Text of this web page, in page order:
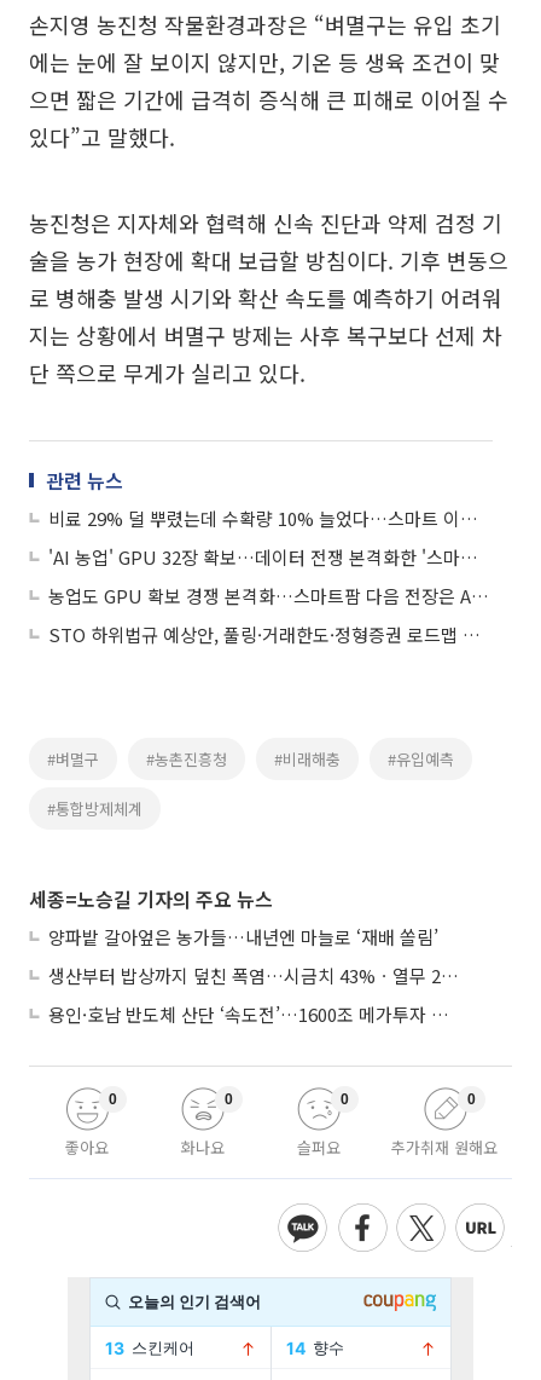
손지영 농진청 작물환경과장은 “벼멸구는 유입 초기
에는 눈에 잘 보이지 않지만, 기온 등 생육 조건이 맞
으면 짧은 기간에 급격히 증식해 큰 피해로 이어질 수
있다”고 말했다.
농진청은 지자체와 협력해 신속 진단과 약제 검정 기
술을 농가 현장에 확대 보급할 방침이다. 기후 변동으
로 병해충 발생 시기와 확산 속도를 예측하기 어려워
지는 상황에서 벼멸구 방제는 사후 복구보다 선제 차
단 쪽으로 무게가 실리고 있다.
관련 뉴스
비료 29% 덜 뿌렸는데 수확량 10% 늘었다…스마트 이앙기가 바꾸는 논농사
'AI 농업' GPU 32장 확보…데이터 전쟁 본격화한 '스마트 농업'
농업도 GPU 확보 경쟁 본격화…스마트팜 다음 전장은 AI 인프라
STO 하위법규 예상안, 풀링·거래한도·정형증권 로드맵 제시
#벼멸구 #농촌진흥청 #비래해충 #유입예측
#통합방제체계
세종=노승길 기자의 주요 뉴스
양파밭 갈아엎은 농가들…내년엔 마늘로 ‘재배 쏠림’
생산부터 밥상까지 덮친 폭염…시금치 43%ㆍ열무 28% 급등
용인·호남 반도체 산단 ‘속도전’…1600조 메가투자 이행 총력
좋아요
0
화나요
0
슬퍼요
0
추가취재 원해요
0